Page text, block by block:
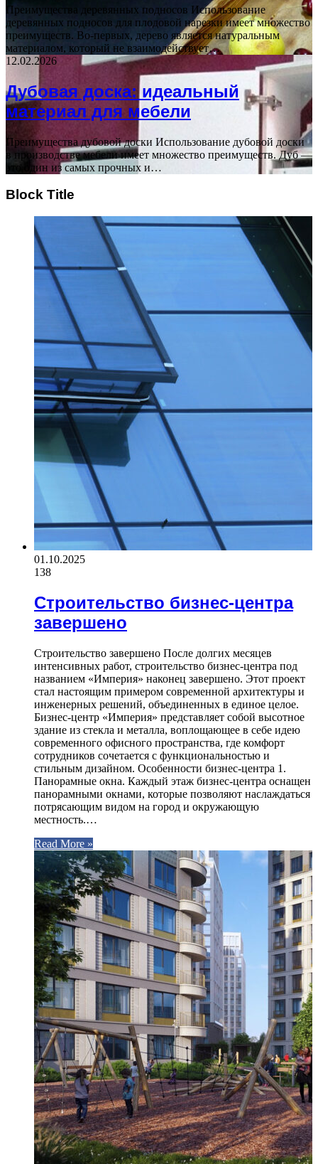
Преимущества деревянных подносов Использование
деревянных подносов для плодовой нарезки имеет множество
преимуществ. Во-первых, дерево является натуральным
материалом, который не взаимодействует…
12.02.2026
Дубовая доска: идеальный
материал для мебели
Преимущества дубовой доски Использование дубовой доски
в производстве мебели имеет множество преимуществ. Дуб —
это один из самых прочных и…
Block Title
01.10.2025
138
Строительство бизнес-центра
завершено
Строительство завершено После долгих месяцев
интенсивных работ, строительство бизнес-центра под
названием «Империя» наконец завершено. Этот проект
стал настоящим примером современной архитектуры и
инженерных решений, объединенных в единое целое.
Бизнес-центр «Империя» представляет собой высотное
здание из стекла и металла, воплощающее в себе идею
современного офисного пространства, где комфорт
сотрудников сочетается с функциональностью и
стильным дизайном. Особенности бизнес-центра 1.
Панорамные окна. Каждый этаж бизнес-центра оснащен
панорамными окнами, которые позволяют наслаждаться
потрясающим видом на город и окружающую
местность.…
Read More »